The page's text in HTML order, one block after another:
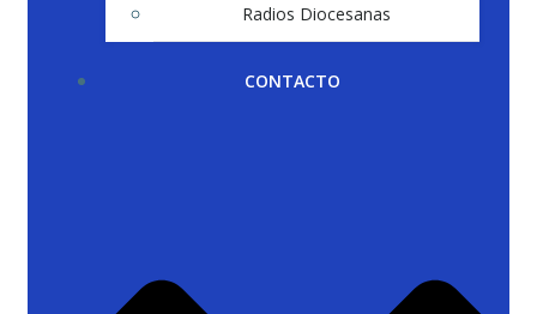
Radios Diocesanas
CONTACTO